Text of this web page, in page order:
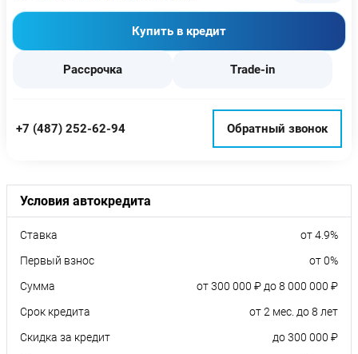
Купить в кредит
Рассрочка Trade-in
+7 (487) 252-62-94 Обратный звонок
Условия автокредита
Ставка
от 4.9%
Первый взнос
от 0%
Сумма
от 300 000 ₽ до 8 000 000 ₽
Срок кредита
от 2 мес. до 8 лет
Скидка за кредит
до 300 000 ₽